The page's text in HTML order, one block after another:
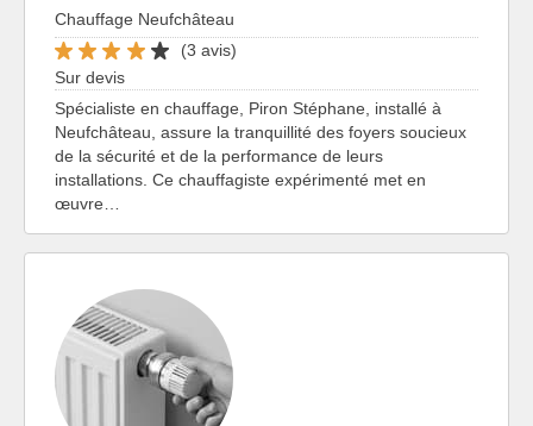
Chauffage Neufchâteau
(3 avis)
Sur devis
Spécialiste en chauffage, Piron Stéphane, installé à
Neufchâteau, assure la tranquillité des foyers soucieux
de la sécurité et de la performance de leurs
installations. Ce chauffagiste expérimenté met en
œuvre…